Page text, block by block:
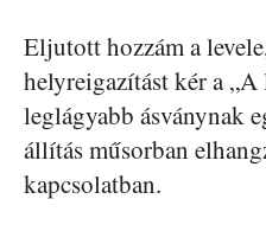
Eljutott hozzám a
helyreigazítást kér a „A
leglágyabb ásványnak
állítás műsorban
kapcsolatban.